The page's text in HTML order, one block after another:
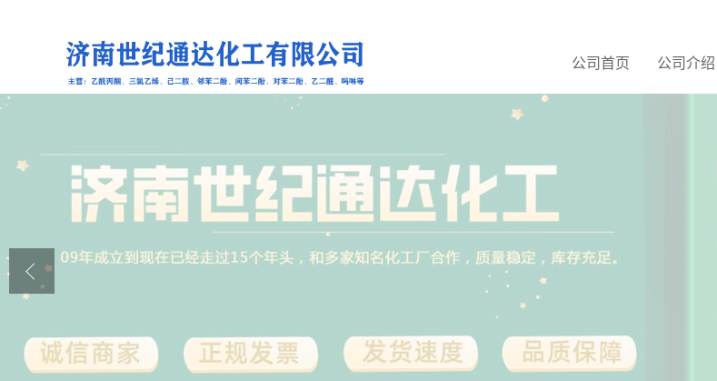
公司首页 公司介绍
公司首页
产品展厅
联系方式